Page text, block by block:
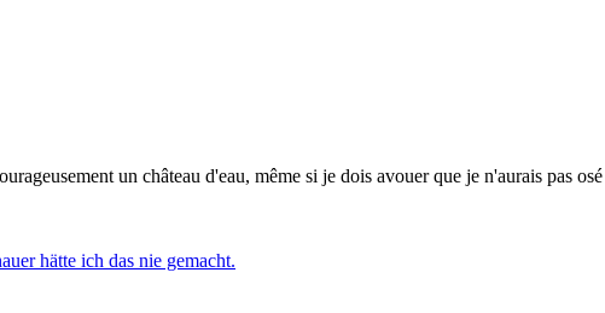
un château d'eau, même si je dois avouer que je n'aurais pas